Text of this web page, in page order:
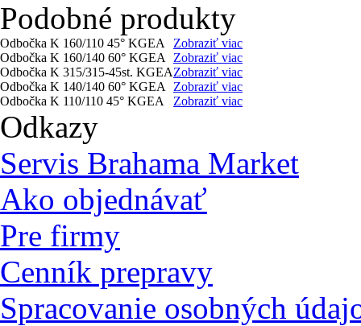
Podobné produkty
Odbočka K 160/110 45° KGEA
Zobraziť viac
Odbočka K 160/140 60° KGEA
Zobraziť viac
Odbočka K 315/315-45st. KGEAZobraziť viac
Odbočka K 140/140 60° KGEA
Zobraziť viac
Odbočka K 110/110 45° KGEA
Zobraziť viac
Odkazy
Servis Brahama Market
Ako objednávať
Pre firmy
Cenník prepravy
Spracovanie osobných